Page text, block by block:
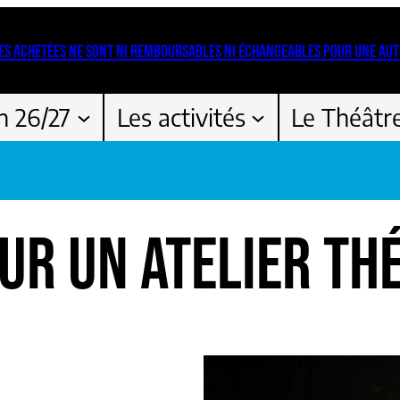
ACHETÉES NE SONT NI REMBOURSABLES NI ÉCHANGEABLES POUR UNE
26/27 Les activités Le
UN ATELIER